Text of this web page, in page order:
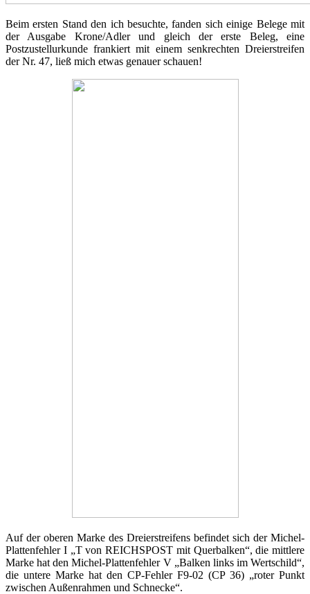
Beim ersten Stand den ich besuchte, fanden sich einige Belege mit
der Ausgabe Krone/Adler und gleich der erste Beleg, eine
Postzustellurkunde frankiert mit einem senkrechten Dreierstreifen
der Nr. 47, ließ mich etwas genauer schauen!
Auf der oberen Marke des Dreierstreifens befindet sich der Michel-
Plattenfehler I „T von REICHSPOST mit Querbalken“, die mittlere
Marke hat den Michel-Plattenfehler V „Balken links im Wertschild“,
die untere Marke hat den CP-Fehler F9-02 (CP 36) „roter Punkt
zwischen Außenrahmen und Schnecke“.